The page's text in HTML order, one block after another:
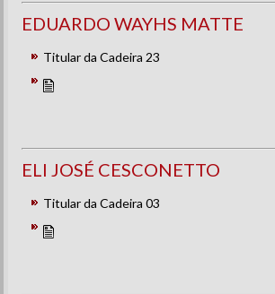
EDUARDO WAYHS MATTE
Titular da Cadeira 23
ELI JOSÉ CESCONETTO
Titular da Cadeira 03